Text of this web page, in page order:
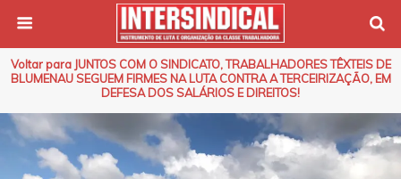
Voltar para JUNTOS COM O SINDICATO, TRABALHADORES TÊXTEIS DE
BLUMENAU SEGUEM FIRMES NA LUTA CONTRA A TERCEIRIZAÇÃO, EM
DEFESA DOS SALÁRIOS E DIREITOS!